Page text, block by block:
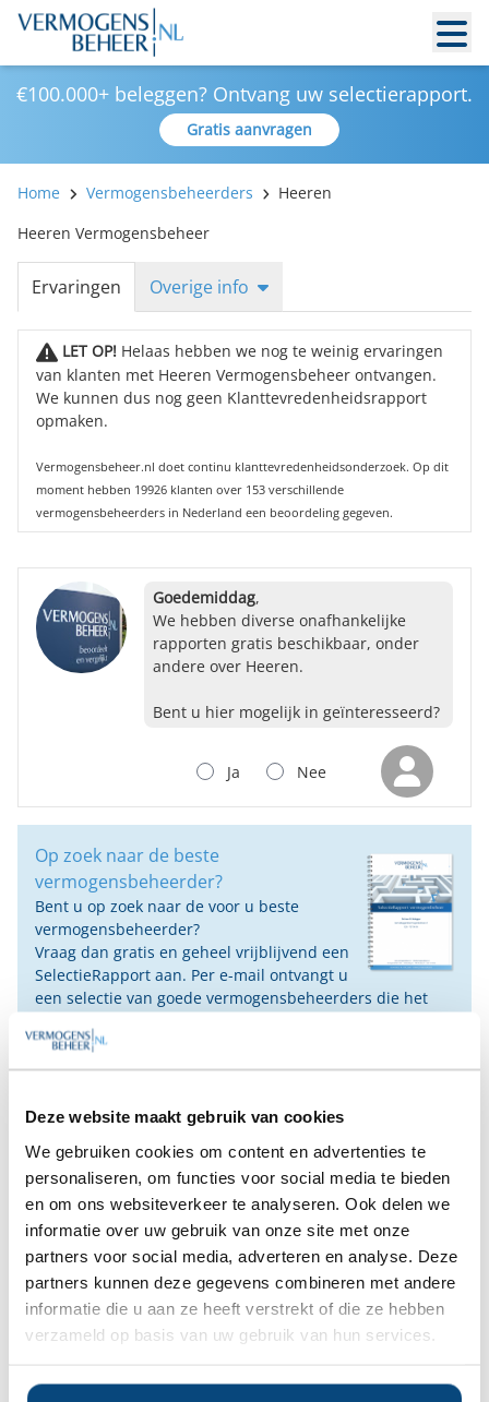
Deze website maakt gebruik van cookies
We gebruiken cookies om content en advertenties te
personaliseren, om functies voor social media te bieden
en om ons websiteverkeer te analyseren. Ook delen we
informatie over uw gebruik van onze site met onze
partners voor social media, adverteren en analyse. Deze
partners kunnen deze gegevens combineren met andere
informatie die u aan ze heeft verstrekt of die ze hebben
verzameld op basis van uw gebruik van hun services.
€100.000+ beleggen? Ontvang uw selectierapport.
Gratis aanvragen
Home Vermogensbeheerders
Heeren
Heeren Vermogensbeheer
Ervaringen Overige info
LET OP! Helaas hebben we nog te weinig ervaringen
van klanten met Heeren Vermogensbeheer ontvangen.
We kunnen dus nog geen Klanttevredenheidsrapport
opmaken.
Vermogensbeheer.nl doet continu klanttevredenheidsonderzoek. Op dit
moment hebben 19926 klanten over 153 verschillende
vermogensbeheerders in Nederland een beoordeling gegeven.
Goedemiddag,
We hebben diverse onafhankelijke
rapporten gratis beschikbaar, onder
andere over Heeren.
Bent u hier mogelijk in geïnteresseerd?
Nee
Ja
Op zoek naar de beste
vermogensbeheerder?
Bent u op zoek naar de voor u beste
vermogensbeheerder?
Vraag dan gratis en geheel vrijblijvend een
SelectieRapport aan. Per e-mail ontvangt u
een selectie van goede vermogensbeheerders die het
voorkeuren.
Anderen bekeken ook:
€500.000
Vanaf
€500.000
€500.000
€500.000